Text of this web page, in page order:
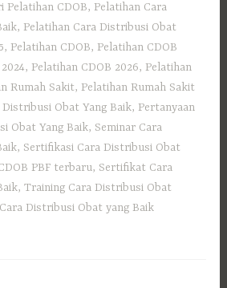
Pelatihan CDOB, Pelatihan Cara
, Pelatihan Cara Distribusi Obat
, Pelatihan CDOB, Pelatihan CDOB
, Pelatihan CDOB 2026, Pelatihan
Rumah Sakit, Pelatihan Rumah Sakit
Distribusi Obat Yang Baik, Pertanyaan
Obat Yang Baik, Seminar Cara
, Sertifikasi Cara Distribusi Obat
PBF terbaru, Sertifikat Cara
,Training Cara Distribusi Obat
Distribusi Obat yang Baik